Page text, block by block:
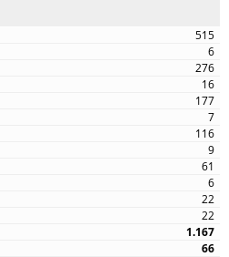
515
6
276
16
177
7
116
9
61
6
22
22
1.167
66